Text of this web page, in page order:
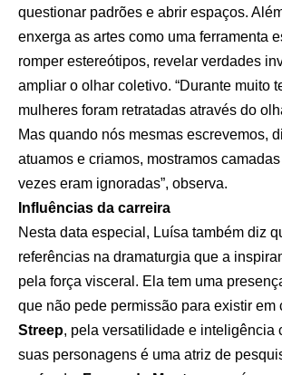
questionar padrões e abrir espaços.
enxerga as artes como uma ferramenta
romper estereótipos, revelar verdades
ampliar o olhar coletivo. “Durante muito
mulheres foram retratadas através do
Mas quando nós mesmas escrevemos,
atuamos e criamos, mostramos
vezes eram ignoradas”, observa.
Influências da carreira
Nesta data especial, Luísa também diz
referências na dramaturgia que a
pela força visceral. Ela tem uma
que não pede permissão para existir em
Streep, pela versatilidade e inteligência
suas personagens é uma atriz de